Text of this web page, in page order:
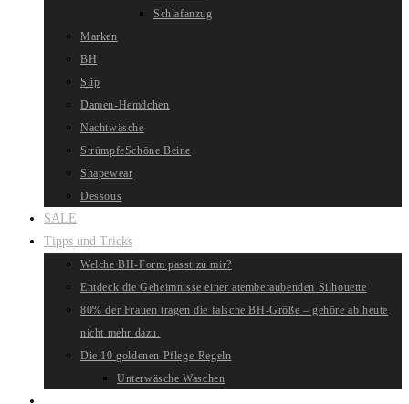
Schlafanzug
Marken
BH
Slip
Damen-Hemdchen
Nachtwäsche
StrümpfeSchöne Beine
Shapewear
Dessous
SALE
Tipps und Tricks
Welche BH-Form passt zu mir?
Entdeck die Geheimnisse einer atemberaubenden Silhouette
80% der Frauen tragen die falsche BH-Größe – gehöre ab heute
nicht mehr dazu.
Die 10 goldenen Pflege-Regeln
Unterwäsche Waschen